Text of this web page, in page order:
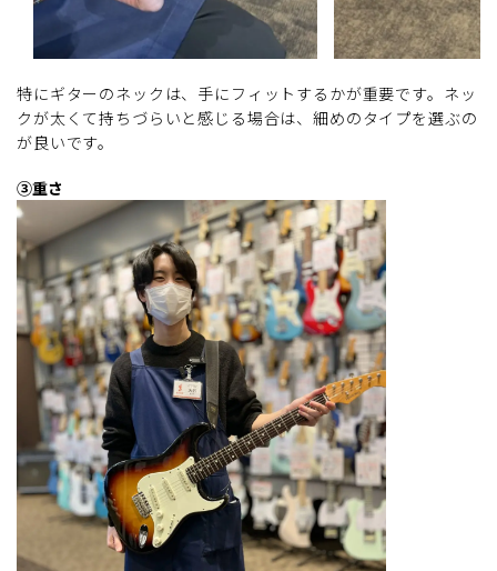
特にギターのネックは、手にフィットするかが重要です。ネッ
クが太くて持ちづらいと感じる場合は、細めのタイプを選ぶの
が良いです。
③重さ